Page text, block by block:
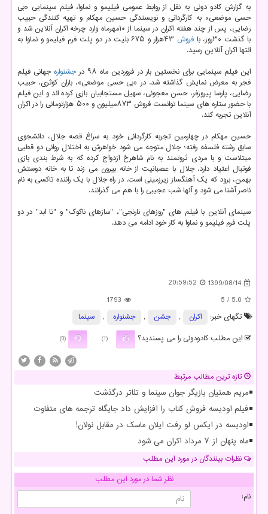
به گزارش کادو دونی به نقل از روابط عمومی فیلیمو و نماوا، فیلم سینمایی «بی
حسی موضعی» به کارگردانی و نویسندگی حسین مهکام و تهیه کنندگی حبیب
رضایی، پس از چند هفته اکران در سینما از ۱۰مهرماه وارد چرخه اکران آنلاین شد و
با گذشت ۳۰روز، با
فروش
۴۳هزار و ۶۷۵ بلیت در دو پلت فرم فیلیمو و نماوا به
انتها اکران آنلاین رسید.
این فیلم سینمایی برای نخستین بار در فروردین ماه ۹۸ در
جشنوارهجهانی فیلم
فجر به معرض نمایش گذاشته شد. در «بی حسی موضعی»، باران کوثری، حبیب
رضایی، پارسا پیروزفر، حسن معجونی، سهیل مستجابیان بازی کرده ‏اند و این فیلم
با حضور ستاره ‏های سینما توانست فروش ۸۷۳میلیون و ۵۰۰ هزارتومانی را در اکران
آنلاین تجربه کند.
حسین مهکام در چهارمین تجربه کارگردانی خود به سراغ قصه جلال، دانشجوی
سابق رشته فلسفه رفته؛ جلال متوجه می شود خواهرش به اختلال روانی دو قطبی
مبتلاست و با مردی ثروتمند به نام شاهرخ ازدواج کرده که به شرط بندی بازی
فوتبال اعتیاد دارد. جلال با عصبانیت از خانه بیرون می زند تا به خانه دوستش
بهمن، برود که یک آهنگساز زیرزمینی است. در راه جلال با یک راننده تاکسی به نام
ناصر آشنا می شود و آنها شب عجیبی را با هم می گذرانند.
سینمای آنلاین با فیلم ‏های "روزهای نارنجی"، "سازهای ناکوک" و "تا ابد" در دو
پلت فرم فیلیمو و نماوا به کار خود ادامه می‏ دهد.
1399/08/14
20:59:52
5.0
/ 5
1793
تگهای خبر:
اكران , جشن , جشنواره ,
سینما
این مطلب کادودونی را می پسندید؟
(1)
(0)
تازه ترین مطالب مرتبط
مریم همتیان بازیگر جوان سینما و تئاتر درگذشت
فیلم اودیسه فروش کتاب را افزایش داد جایگاه ترجمه های متفاوت
اودیسه در ایکس لو رفت ایلان ماسک در مقابل نولان!
ماه پنهان از ۷ مرداد اکران می شود
نظرات بینندگان در مورد این مطلب
نظر شما در مورد این مطلب
نام: